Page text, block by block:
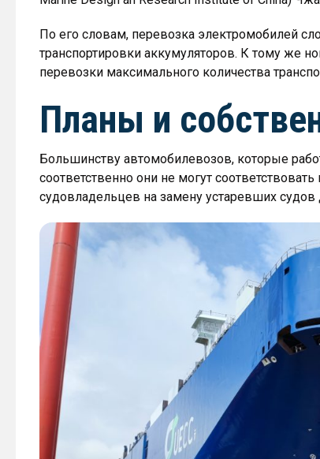
По его словам, перевозка электромобилей
транспортировки аккумуляторов. К тому
перевозки максимального количества
Планы и
Большинству автомобилевозов, которые
соответственно они не могут
судовладельцев на замену устаревших судов